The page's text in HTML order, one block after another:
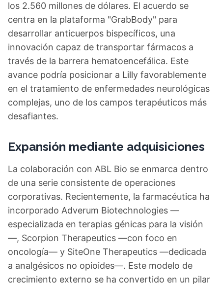
los 2.560 millones de dólares. El acuerdo se
centra en la plataforma "GrabBody" para
desarrollar anticuerpos bispecíficos, una
innovación capaz de transportar fármacos a
través de la barrera hematoencefálica. Este
avance podría posicionar a Lilly favorablemente
en el tratamiento de enfermedades neurológicas
complejas, uno de los campos terapéuticos más
desafiantes.
Expansión mediante adquisiciones
La colaboración con ABL Bio se enmarca dentro
de una serie consistente de operaciones
corporativas. Recientemente, la farmacéutica ha
incorporado Adverum Biotechnologies —
especializada en terapias génicas para la visión
—, Scorpion Therapeutics —con foco en
oncología— y SiteOne Therapeutics —dedicada
a analgésicos no opioides—. Este modelo de
crecimiento externo se ha convertido en un pilar